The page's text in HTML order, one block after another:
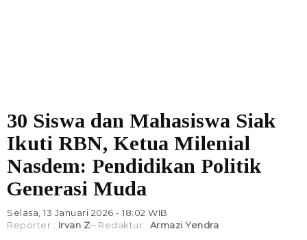
30 Siswa dan Mahasiswa Siak
Ikuti RBN, Ketua Milenial
Nasdem: Pendidikan Politik
Generasi Muda
Selasa, 13 Januari 2026 - 18:02 WIB
Reporter : Irvan Z Redaktur : Armazi Yendra